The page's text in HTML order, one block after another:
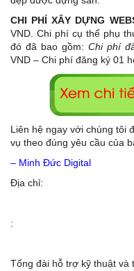
CHI PHÍ XÂY DỰNG
VND. Chi phí cụ thể phụ
đó đã bao gồm: Chi phí
VND – Chi phí đăng ký 01
Liên hệ ngay với chúng tôi
vụ theo đúng yêu cầu của
– Minh Đức Digital
Địa chỉ:
:
Tổng đài hỗ trợ kỹ thuật và